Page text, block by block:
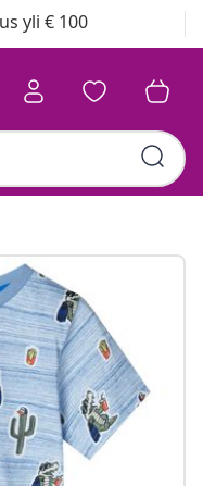
yli € 100